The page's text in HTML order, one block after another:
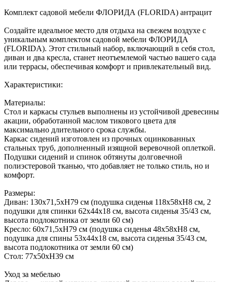
Комплект садовой мебели ФЛОРИДА (FLORIDA) антрацит
Создайте идеальное место для отдыха на свежем воздухе с
уникальным комплектом садовой мебели ФЛОРИДА
(FLORIDA). Этот стильный набор, включающий в себя стол,
диван и два кресла, станет неотъемлемой частью вашего сада
или террасы, обеспечивая комфорт и привлекательный вид.
Характеристики:
Материалы:
Стол и каркасы стульев выполнены из устойчивой древесины
акации, обработанной маслом тикового цвета для
максимально длительного срока службы.
Каркас сидений изготовлен из прочных оцинкованных
стальных труб, дополненный изящной веревочной оплеткой.
Подушки сидений и спинок обтянуты долговечной
полиэстеровой тканью, что добавляет не только стиль, но и
комфорт.
Размеры:
Диван: 130x71,5xH79 см (подушка сиденья 118x58xH8 см, 2
подушки для спинки 62x44x18 см, высота сиденья 35/43 см,
высота подлокотника от земли 60 см)
Кресло: 60x71,5xH79 см (подушка сиденья 48х58xH8 см,
подушка для спины 53x44x18 см, высота сиденья 35/43 см,
высота подлокотника от земли 60 см)
Стол: 77x50xH39 см
Уход за мебелью